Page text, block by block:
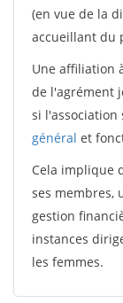
(en vue de la
accueillant du
Une affiliation
de l'agrément
si
général et
Cela implique
ses membres,
gestion
instances
les femmes.